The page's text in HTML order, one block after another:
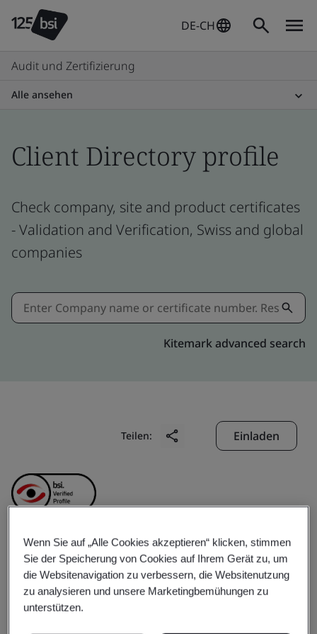
DE-CH
Audit und Zertifizierung
Alle ansehen
Client Directory profile
Check company, site and product certificates
- Validation and Verification, Swiss and global
companies
Kitemark advanced search
Teilen: Einladen
Fusion BPO Services
Phils, Inc.
Wenn Sie auf „Alle Cookies akzeptieren“ klicken, stimmen
Sie der Speicherung von Cookies auf Ihrem Gerät zu, um
die Websitenavigation zu verbessern, die Websitenutzung
zu analysieren und unsere Marketingbemühungen zu
unterstützen.